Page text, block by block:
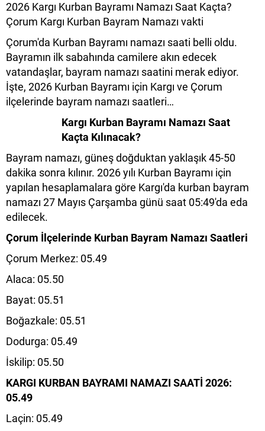
2026 Kargı Kurban Bayramı Namazı Saat Kaçta?
Çorum Kargı Kurban Bayram Namazı vakti
Çorum'da Kurban Bayramı namazı saati belli oldu.
Bayramın ilk sabahında camilere akın edecek
vatandaşlar, bayram namazı saatini merak ediyor.
İşte, 2026 Kurban Bayramı için Kargı ve Çorum
ilçelerinde bayram namazı saatleri…
Kargı Kurban Bayramı Namazı Saat
Kaçta Kılınacak?
Bayram namazı, güneş doğduktan yaklaşık 45-50
dakika sonra kılınır. 2026 yılı Kurban Bayramı için
yapılan hesaplamalara göre Kargı'da kurban bayram
namazı 27 Mayıs Çarşamba günü saat 05:49'da eda
edilecek.
Çorum İlçelerinde Kurban Bayram Namazı Saatleri
Çorum Merkez: 05.49
Alaca: 05.50
Bayat: 05.51
Boğazkale: 05.51
Dodurga: 05.49
İskilip: 05.50
KARGI KURBAN BAYRAMI NAMAZI SAATİ 2026:
05.49
Laçin: 05.49